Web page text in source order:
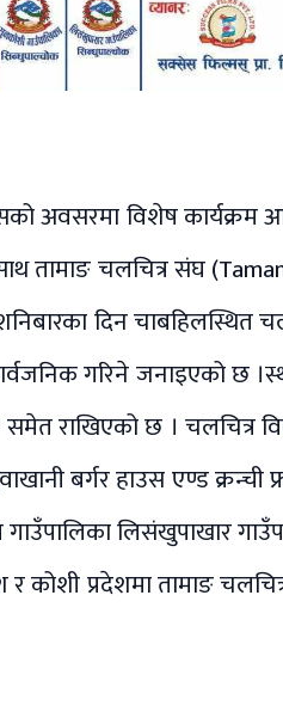
अवसरमा विशेष
साथ तामाङ चलचित्र संघ
दिन चाबहिलस्थित
गरिने जनाइएको छ
राखिएको छ । चलचित्र
बर्गर हाउस एण्ड
लिसंखुपाखार
प्रदेशमा तामाङ